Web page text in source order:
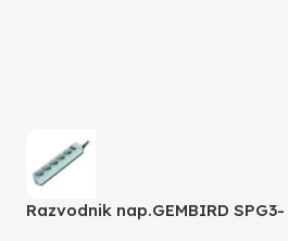
Razvodnik nap.GEMBIRD SPG3-